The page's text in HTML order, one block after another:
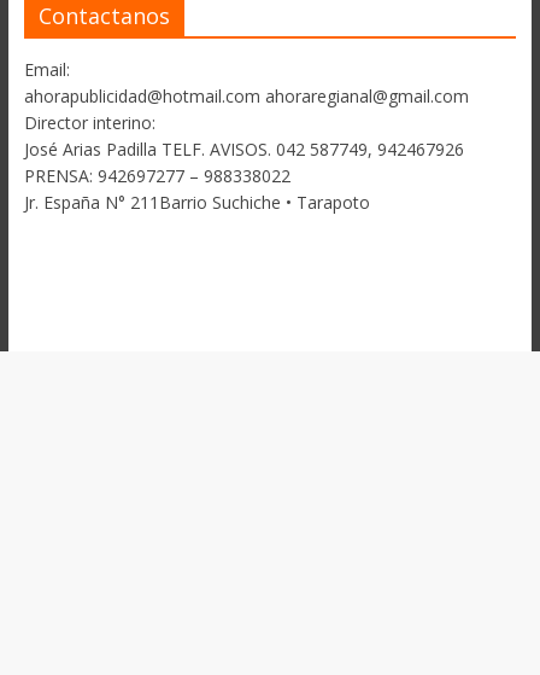
Contactanos
Email:
ahorapublicidad@hotmail.com ahoraregianal@gmail.com
Director interino:
José Arias Padilla TELF. AVISOS. 042 587749, 942467926
PRENSA: 942697277 – 988338022
Jr. España N° 211Barrio Suchiche • Tarapoto